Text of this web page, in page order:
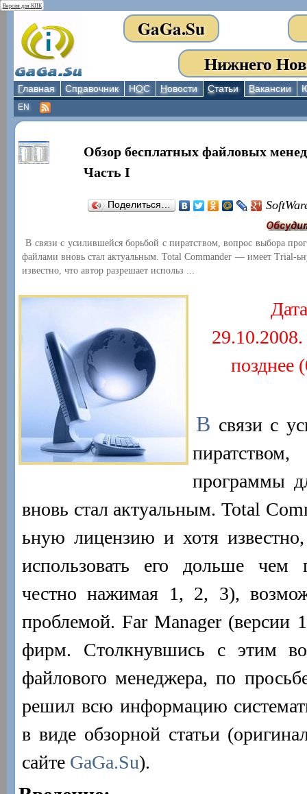
Версия для КПК
GaGa.Su
Нижнего
Главная Справочник НОС Новости Статьи Вакансии
EN
Обзор бесплатных файловых
Часть I
Поделиться…
В связи с усилившейся борьбой с пиратством, вопрос выбора
файлами вновь стал актуальным. Total Commander — имеет Trial-
известно, что автор разрешает использ ...
позднее
В связи с
программы
вновь стал актуальным. Total
ьную лицензию и хотя
использовать его дольше
честно нажимая 1, 2, 3),
проблемой. Far Manager (версии
фирм. Столкнувшись с этим
файлового менеджера, по
решил всю информацию
в виде обзорной статьи
сайте GaGa.Su).